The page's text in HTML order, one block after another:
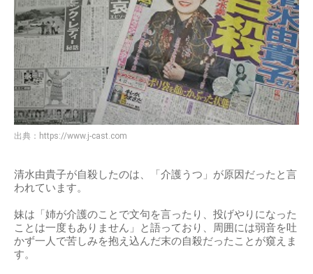
出典： https://www.j-cast.com
清水由貴子が自殺したのは、「介護うつ」が原因だったと言
われています。
妹は「姉が介護のことで文句を言ったり、投げやりになった
ことは一度もありません」と語っており、周囲には弱音を吐
かず一人で苦しみを抱え込んだ末の自殺だったことが窺えま
す。